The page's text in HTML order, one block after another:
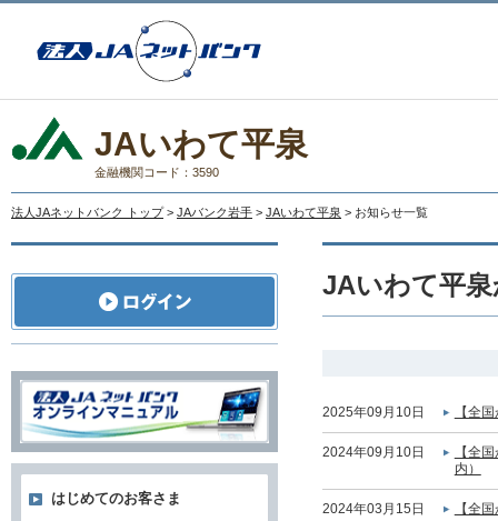
JAいわて平泉
金融機関コード：3590
法人JAネットバンク トップ > JAバンク岩手 > JAいわて平泉 > お知らせ一覧
JAいわて平
2025年09月10日 【全
2024年09月10日
【全
内）
2024年03月15日 【全
はじめてのお客さま